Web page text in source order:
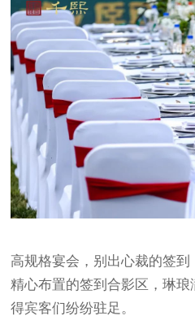
高规格宴会，别出心裁的签到
精心布置的签到合影区，琳琅
得宾客们纷纷驻足。